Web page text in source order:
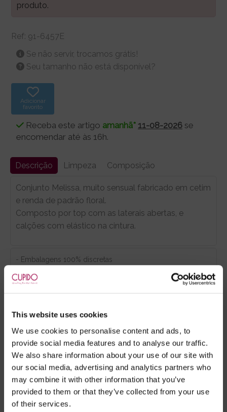
This website uses cookies
We use cookies to personalise content and ads, to
provide social media features and to analyse our traffic.
We also share information about your use of our site with
our social media, advertising and analytics partners who
may combine it with other information that you’ve
provided to them or that they’ve collected from your use
of their services.
produto.
Ref: 91-6457E
Se não servir, trocamos grátis!
Seu tamanho não está disponível?
Adicionar
favorito
Receba este artigo amanhã* 11-08-2026 se
encomendar até às 16h.
Descrição Limpeza Composição
Conjunto Melissa, muito sensual fabricado em cetim
e renda de padrão floral.
Composto por top com as laterais abertas, e
calções com elástico na cintura.
- Embalagens 100% discretas
- *Entrega em 24 horas para pedidos antes das 16:00 h.
Após as 16:00 h, a sua encomenda será entregue em 48
artigos em stock. Portes gratis depende do país de envio.
RECOMENDAMOS